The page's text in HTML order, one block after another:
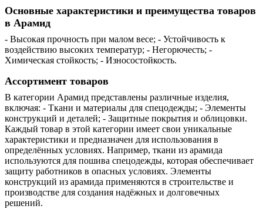
Основные характеристики и преимущества товаров
в Арамид
- Высокая прочность при малом весе; - Устойчивость к
воздействию высоких температур; - Негорючесть; -
Химическая стойкость; - Износостойкость.
Ассортимент товаров
В категории Арамид представлены различные изделия,
включая: - Ткани и материалы для спецодежды; - Элементы
конструкций и деталей; - Защитные покрытия и облицовки.
Каждый товар в этой категории имеет свои уникальные
характеристики и предназначен для использования в
определённых условиях. Например, ткани из арамида
используются для пошива спецодежды, которая обеспечивает
защиту работников в опасных условиях. Элементы
конструкций из арамида применяются в строительстве и
производстве для создания надёжных и долговечных
решений.